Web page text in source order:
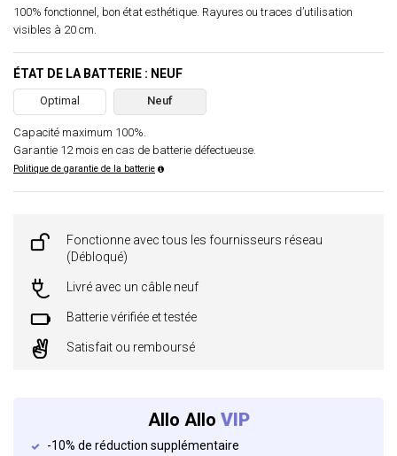
100% fonctionnel, bon état esthétique. Rayures ou traces d’utilisation
visibles à 20 cm.
ÉTAT DE LA BATTERIE : NEUF
Optimal Neuf
Capacité maximum 100%.
Garantie 12 mois en cas de batterie défectueuse.
Politique de garantie de la batterie
Fonctionne avec tous les fournisseurs réseau
(Débloqué)
Livré avec un câble neuf
Batterie vérifiée et testée
Satisfait ou remboursé
Allo Allo VIP
-10% de réduction supplémentaire